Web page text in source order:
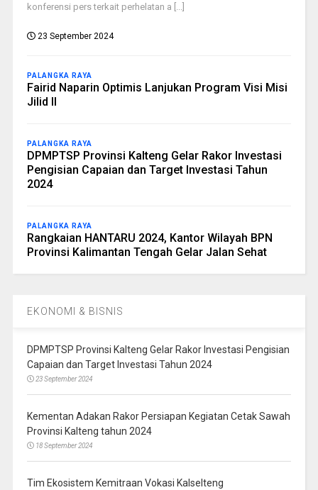
konferensi pers terkait perhelatan a [...]
23 September 2024
PALANGKA RAYA
Fairid Naparin Optimis Lanjukan Program Visi Misi
Jilid II
PALANGKA RAYA
DPMPTSP Provinsi Kalteng Gelar Rakor Investasi
Pengisian Capaian dan Target Investasi Tahun
2024
PALANGKA RAYA
Rangkaian HANTARU 2024, Kantor Wilayah BPN
Provinsi Kalimantan Tengah Gelar Jalan Sehat
EKONOMI & BISNIS
DPMPTSP Provinsi Kalteng Gelar Rakor Investasi Pengisian
Capaian dan Target Investasi Tahun 2024
23 September 2024
Kementan Adakan Rakor Persiapan Kegiatan Cetak Sawah
Provinsi Kalteng tahun 2024
18 September 2024
Tim Ekosistem Kemitraan Vokasi Kalselteng